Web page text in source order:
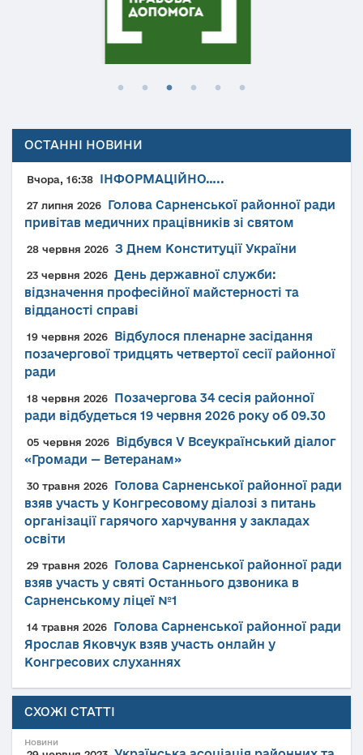
ОСТАННІ НОВИНИ
Вчора, 16:38 ІНФОРМАЦІЙНО…..
27 липня 2026
Голова Сарненської районної ради
привітав медичних працівників зі святом
28 червня 2026 З Днем Конституції України
23 червня 2026 День державної служби:
відзначення професійної майстерності та
відданості справі
19 червня 2026
Відбулося пленарне засідання
позачергової тридцять четвертої сесії районної
ради
18 червня 2026
Позачергова 34 сесія районної
ради відбудеться 19 червня 2026 року об 09.30
05 червня 2026
Відбувся V Всеукраїнський діалог
«Громади — Ветеранам»
30 травня 2026
Голова Сарненської районної ради
взяв участь у Конгресовому діалозі з питань
організації гарячого харчування у закладах
освіти
29 травня 2026
Голова Сарненської районної ради
взяв участь у святі Останнього дзвоника в
Сарненському ліцеї №1
14 травня 2026
Голова Сарненської районної ради
Ярослав Яковчук взяв участь онлайн у
Конгресових слуханнях
СХОЖІ СТАТТІ
Новини